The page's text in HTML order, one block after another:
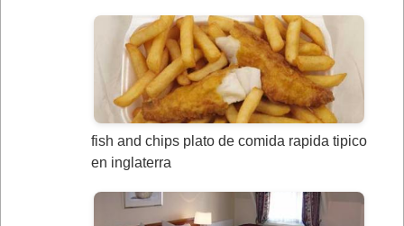
fish and chips plato de comida rapida tipico
en inglaterra